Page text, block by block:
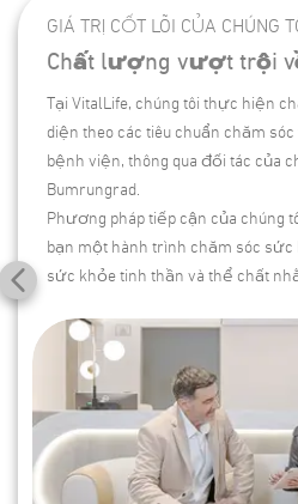
GIÁ TRỊ CỐT LÕI CỦA CHÚNG
Chất lượng vượt trội
Tại VitalLife, chúng tôi thực hiện
diện theo các tiêu chuẩn chăm
bệnh viện, thông qua đối tác của
Bumrungrad.
Phương pháp tiếp cận của chúng
bạn một hành trình chăm sóc
sức khỏe tinh thần và thể chất